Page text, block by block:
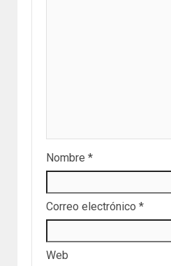
Nombre *
Correo electrónico *
Web